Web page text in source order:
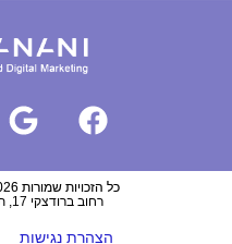
כל הזכויות שמורות 2026 © הילה גנני שיווק ומדיה
רחוב ברודצקי 17, תל אביב. 055-9456601
הצהרת נגישות